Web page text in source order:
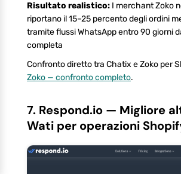
Risultato realistico: I merchant Zoko
riportano il 15–25 percento degli ordini
tramite flussi WhatsApp entro 90 giorni
completa
Confronto diretto tra Chatix e Zoko per
Zoko — confronto completo.
7. Respond.io — Migliore
Wati per operazioni